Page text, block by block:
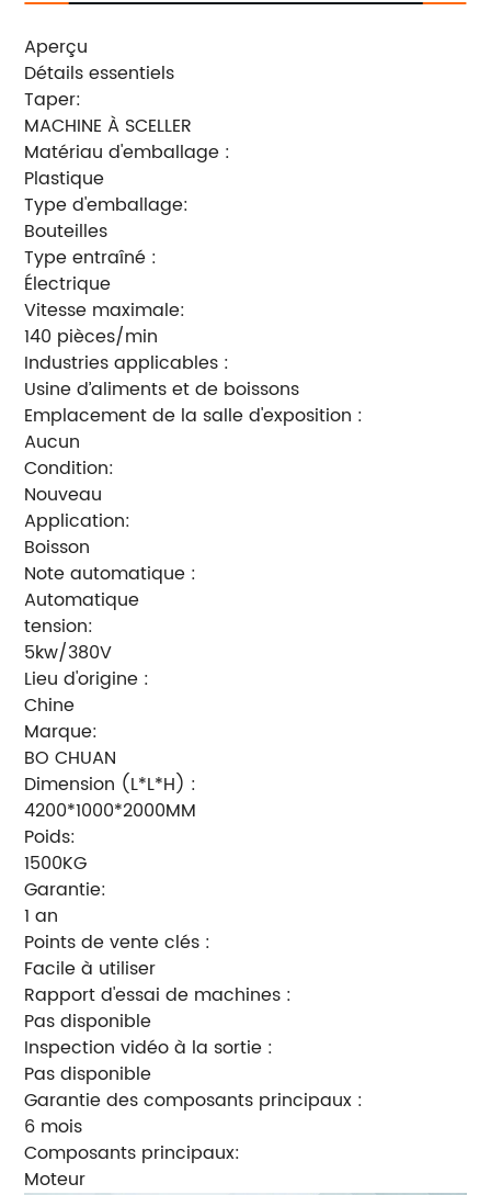
Aperçu
Détails essentiels
Taper:
MACHINE À SCELLER
Matériau d'emballage :
Plastique
Type d'emballage:
Bouteilles
Type entraîné :
Électrique
Vitesse maximale:
140 pièces/min
Industries applicables :
Usine d’aliments et de boissons
Emplacement de la salle d'exposition :
Aucun
Condition:
Nouveau
Application:
Boisson
Note automatique :
Automatique
tension:
5kw/380V
Lieu d'origine :
Chine
Marque:
BO CHUAN
Dimension (L*L*H) :
4200*1000*2000MM
Poids:
1500KG
Garantie:
1 an
Points de vente clés :
Facile à utiliser
Rapport d'essai de machines :
Pas disponible
Inspection vidéo à la sortie :
Pas disponible
Garantie des composants principaux :
6 mois
Composants principaux:
Moteur